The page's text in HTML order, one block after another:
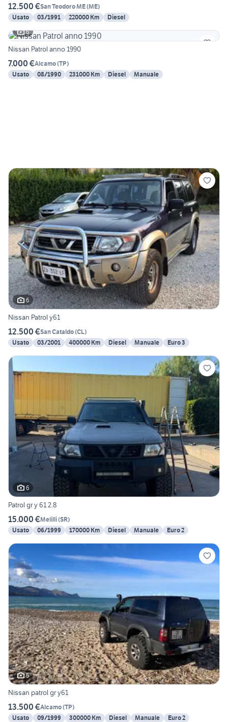
12.500 €San Teodoro ME(ME)
Usato
03/1991 220000 Km
Diesel
6
Nissan Patrol anno 1990
7.000 €Alcamo(TP)
Usato
08/1990 231000 Km Diesel Manuale
6
Nissan Patrol y61
12.500 €San Cataldo(CL)
Usato
03/2001 400000 Km Diesel Manuale Euro 3
6
Patrol gr y 61 2.8
15.000 €Melilli(SR)
Usato
06/1999 170000 Km Diesel Manuale Euro 2
5
Nissan patrol gr y61
13.500 €Alcamo(TP)
Usato
09/1999 300000 Km Diesel Manuale Euro 2